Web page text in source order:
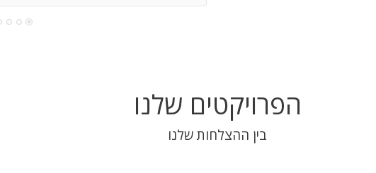
הפרויקטים שלנו
בין ההצלחות שלנו